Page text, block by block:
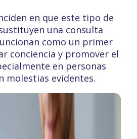
en que este tipo de
una consulta
como un primer
conciencia y promover el
en personas
molestias evidentes.